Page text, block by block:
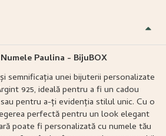
Paulina - BijuBOX
semnificația unei bijuterii personalizate
925, ideală pentru a fi un cadou
pentru a-ți evidenția stilul unic. Cu o
perfectă pentru un look elegant
poate fi personalizată cu numele tău